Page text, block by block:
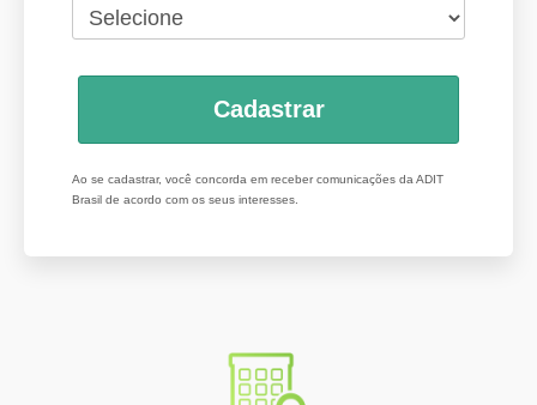
Cadastrar
Ao se cadastrar, você concorda em receber comunicações da ADIT
Brasil de acordo com os seus interesses.